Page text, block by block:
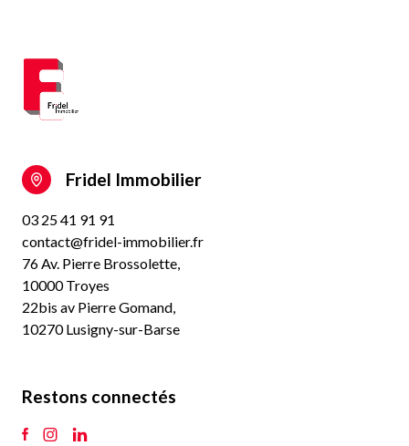
Fridel Immobilier
03 25 41 91 91
contact@fridel-immobilier.fr
76 Av. Pierre Brossolette,
10000 Troyes
22bis av Pierre Gomand,
10270 Lusigny-sur-Barse
Restons connectés